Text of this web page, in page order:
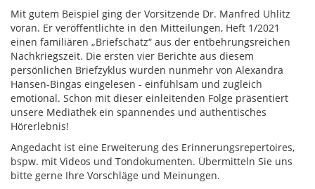
Mit gutem Beispiel ging der Vorsitzende Dr. Manfred Uhlitz
voran. Er veröffentlichte in den Mitteilungen, Heft 1/2021
einen familiären „Briefschatz“ aus der entbehrungsreichen
Nachkriegszeit. Die ersten vier Berichte aus diesem
persönlichen Briefzyklus wurden nunmehr von Alexandra
Hansen-Bingas eingelesen - einfühlsam und zugleich
emotional. Schon mit dieser einleitenden Folge präsentiert
unsere Mediathek ein spannendes und authentisches
Hörerlebnis!
Angedacht ist eine Erweiterung des Erinnerungsrepertoires,
bspw. mit Videos und Tondokumenten. Übermitteln Sie uns
bitte gerne Ihre Vorschläge und Meinungen.